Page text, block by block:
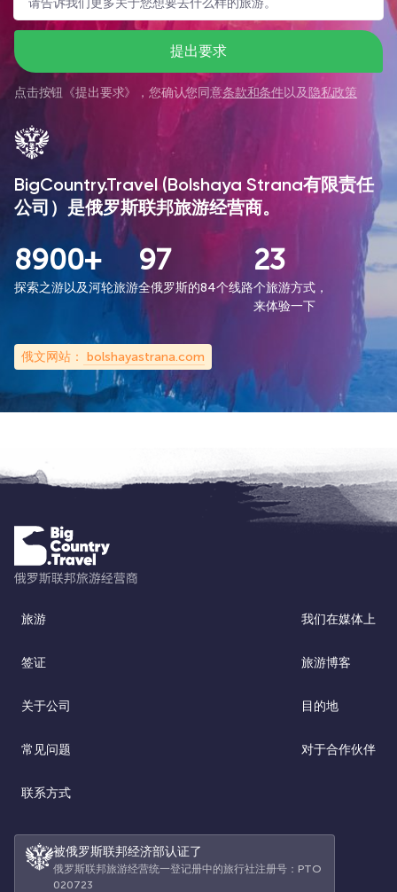
提出要求
点击按钮《提出要求》，您确认您同意条款和条件以及 隐私政策
BigCountry.Travel (Bolshaya Strana有限责任
公司）是俄罗斯联邦旅游经营商。
8900+
探索之游以及河轮旅游
97
全俄罗斯的84个线路
23
个旅游方式，
来体验一下
俄文网站： bolshayastrana.com
旅游 我们在媒体上
签证 旅游博客
关于公司 目的地
常见问题 对于合作伙伴
联系方式
被俄罗斯联邦经济部认证了
俄罗斯联邦旅游经营统一登记册中的旅行社注册号：РТО
020723